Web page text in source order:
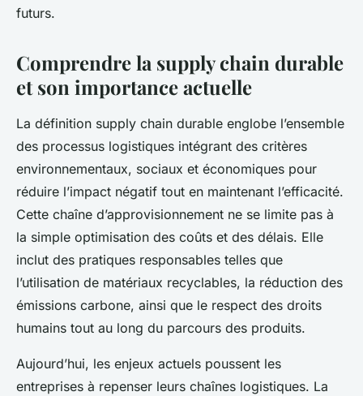
futurs.
Comprendre la supply chain durable
et son importance actuelle
La définition supply chain durable englobe l’ensemble
des processus logistiques intégrant des critères
environnementaux, sociaux et économiques pour
réduire l’impact négatif tout en maintenant l’efficacité.
Cette chaîne d’approvisionnement ne se limite pas à
la simple optimisation des coûts et des délais. Elle
inclut des pratiques responsables telles que
l’utilisation de matériaux recyclables, la réduction des
émissions carbone, ainsi que le respect des droits
humains tout au long du parcours des produits.
Aujourd’hui, les enjeux actuels poussent les
entreprises à repenser leurs chaînes logistiques. La